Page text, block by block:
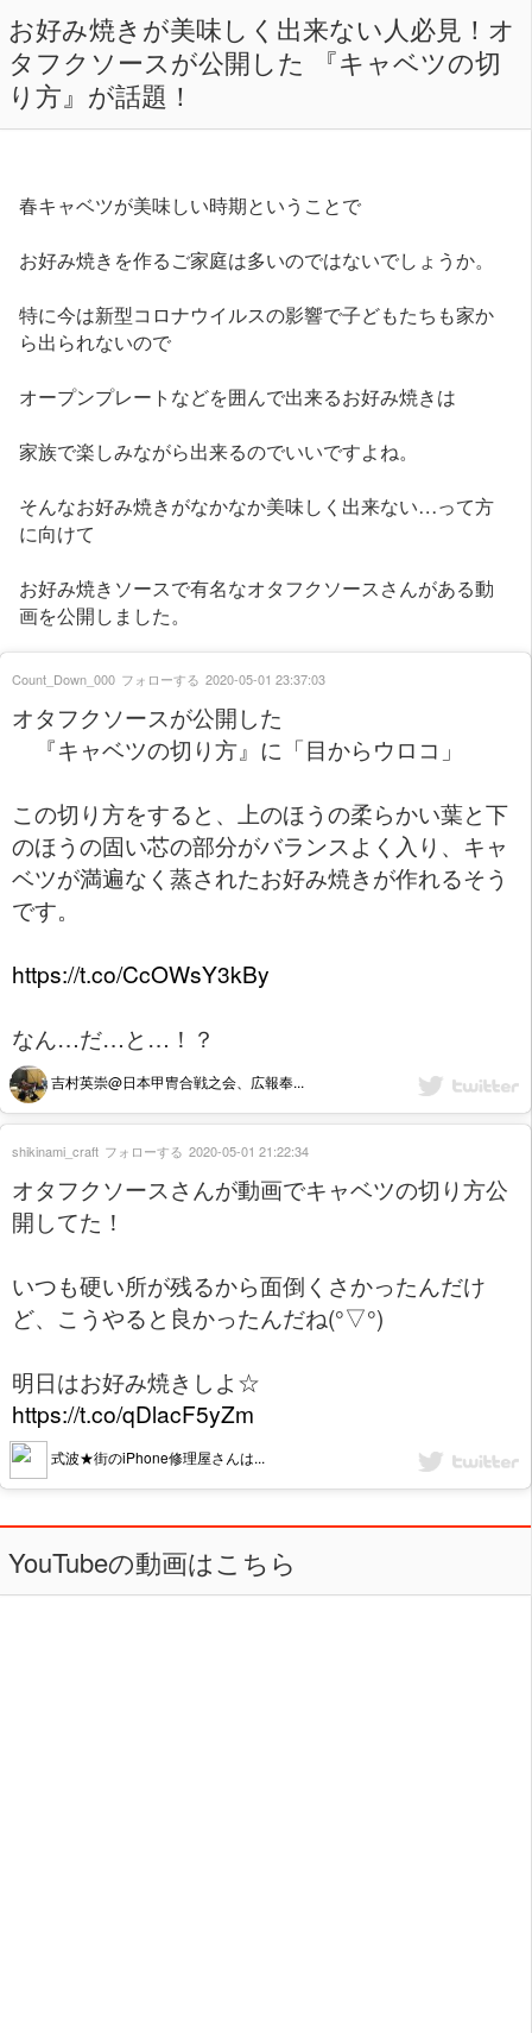
お好み焼きが美味しく出来ない人必見！オ
タフクソースが公開した 『キャベツの切
り方』が話題！
春キャベツが美味しい時期ということで
お好み焼きを作るご家庭は多いのではないでしょうか。
特に今は新型コロナウイルスの影響で子どもたちも家か
ら出られないので
オープンプレートなどを囲んで出来るお好み焼きは
家族で楽しみながら出来るのでいいですよね。
そんなお好み焼きがなかなか美味しく出来ない…って方
に向けて
お好み焼きソースで有名なオタフクソースさんがある動
画を公開しました。
オタフクソースが公開した
『キャベツの切り方』に「目からウロコ」
この切り方をすると、上のほうの柔らかい葉と下
のほうの固い芯の部分がバランスよく入り、キャ
ベツが満遍なく蒸されたお好み焼きが作れるそう
です。
https://t.co/CcOWsY3kBy
なん…だ…と…！？
吉村英崇@日本甲冑合戦之会、広報奉...
Count_Down_000 フォローする 2020-05-01 23:37:03
オタフクソースさんが動画でキャベツの切り方公
開してた！
いつも硬い所が残るから面倒くさかったんだけ
ど、こうやると良かったんだね(°▽°)
明日はお好み焼きしよ☆
https://t.co/qDlacF5yZm
式波★街のiPhone修理屋さんは...
shikinami_craft フォローする 2020-05-01 21:22:34
YouTubeの動画はこちら